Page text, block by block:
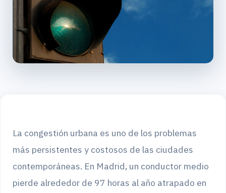
La congestión urbana es uno de los problemas
más persistentes y costosos de las ciudades
contemporáneas. En Madrid, un conductor medio
pierde alrededor de 97 horas al año atrapado en